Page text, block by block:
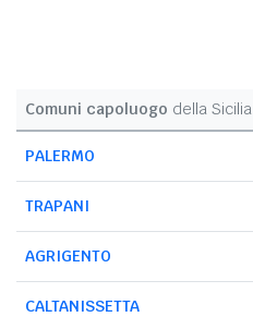
Comuni capoluogo della Sicilia
PALERMO
TRAPANI
AGRIGENTO
CALTANISSETTA